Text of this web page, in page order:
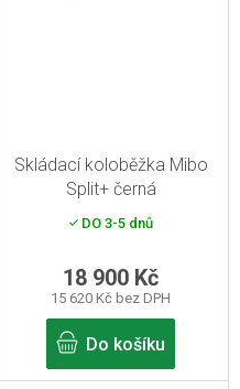
Skládací koloběžka Mibo
Split+ černá
DO 3-5 dnů
15 620 Kč bez DPH
18 900 Kč
Do košíku